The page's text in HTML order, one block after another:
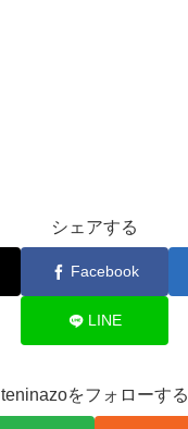
シェアする
Facebook
LINE
teninazoをフォローする